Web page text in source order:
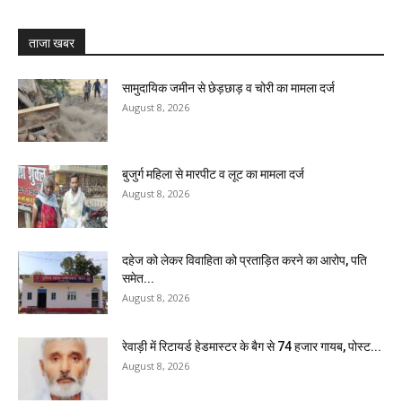
ताजा खबर
सामुदायिक जमीन से छेड़छाड़ व चोरी का मामला दर्ज
August 8, 2026
बुजुर्ग महिला से मारपीट व लूट का मामला दर्ज
August 8, 2026
दहेज को लेकर विवाहिता को प्रताड़ित करने का आरोप, पति
समेत...
August 8, 2026
रेवाड़ी में रिटायर्ड हेडमास्टर के बैग से ₹74 हजार गायब, पोस्ट...
August 8, 2026